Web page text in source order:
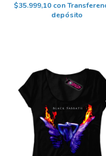
$35.999,10 con
depósito